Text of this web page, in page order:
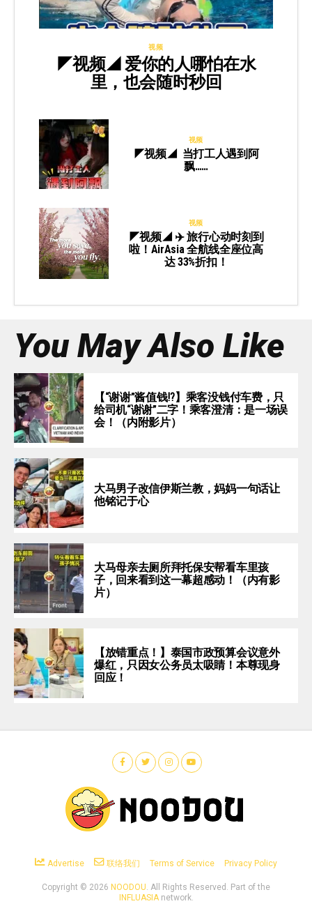
视频
◤视频◢ 爱你的人哪怕在水
里，也会随时秒回
视频
◤视频◢ 当打工人遇到阿
飘……
视频
◤视频◢ ✈️ 旅行心动时刻到
啦！AirAsia 全航线全座位高
达 33%折扣！
You May Also Like
【“谢谢”酱值钱⁉️】乘客没钱付车费，只
给司机“谢谢”二字！乘客澄清：是一场误
会！（内附影片）
大马男子改信伊斯兰教，妈妈一句话让
他铭记于心
大马母亲去厕所拜托保安帮看车里孩
子，回来看到这一幕超感动！（内有影
片）
【放错重点！】泰国市政预算会议意外
爆红，只因女公务员太吸睛！本尊现身
回应！
Advertise 联络我们 Terms of Service Privacy Policy
Copyright © 2026 NOODOU . All Rights Reserved. Part of the
INFLUASIAnetwork.